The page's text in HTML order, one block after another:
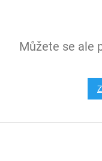
Můžete se ale